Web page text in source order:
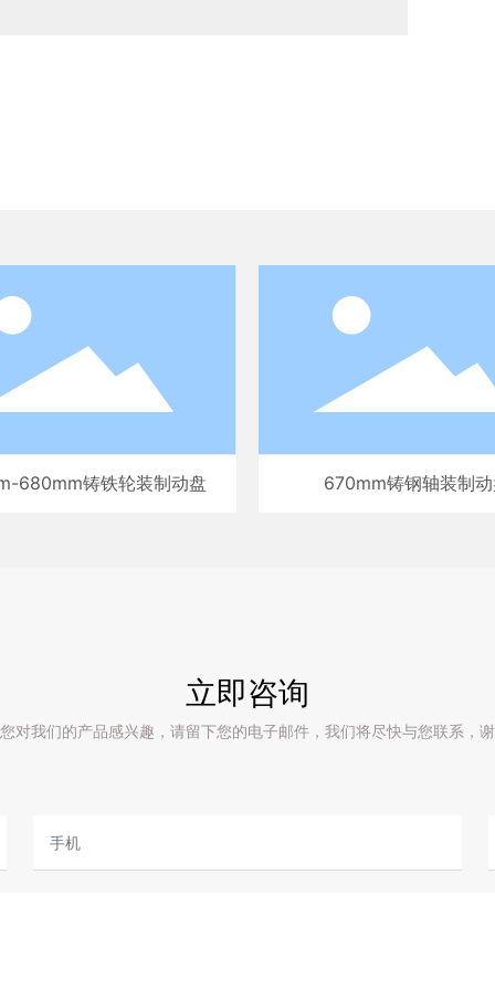
680mm铸铁轮装制动盘 670mm铸钢轴装制
立即咨询
对我们的产品感兴趣，请留下您的电子邮件，我们将尽快与您联系，